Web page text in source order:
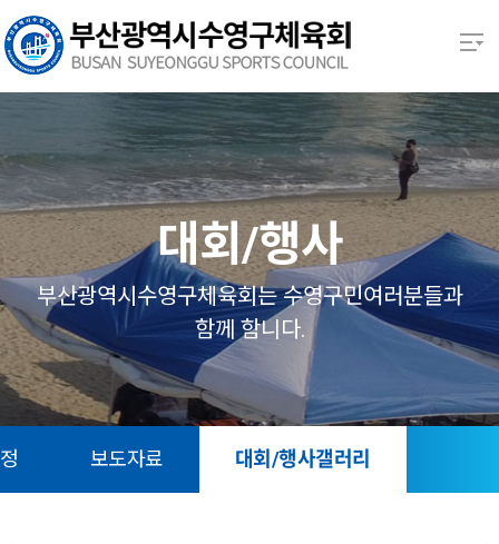
본문 바로가기
열기
열기
열기
열기
열기
대회/행사
부산광역시수영구체육회는 수영구민여러분들과
함께 함니다.
보도자료 대회/행사갤러리